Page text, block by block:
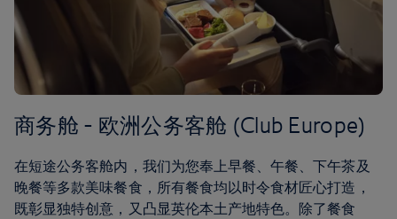
商务舱 - 欧洲公务客舱 (Club Europe)
在短途公务客舱内，我们为您奉上早餐、午餐、下午茶及
晚餐等多款美味餐食，所有餐食均以时令食材匠心打造，
既彰显独特创意，又凸显英伦本土产地特色。除了餐食